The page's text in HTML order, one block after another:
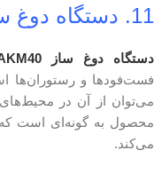
11. دستگاه دوغ ساز SGS-AKM40 آبشاری
دستگاه دوغ ساز SGS-AKM40 آبشاری
فست‌فودها و رستوران‌ها
می‌توان از آن در
محصول به گونه‌ای است که
می‌کند.